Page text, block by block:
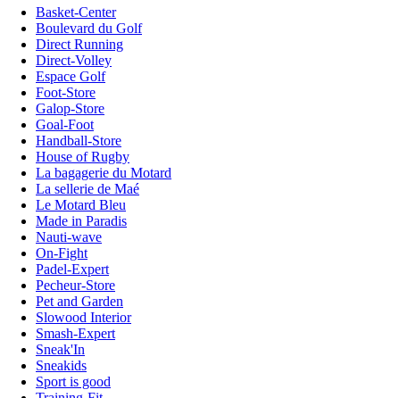
Basket-Center
Boulevard du Golf
Direct Running
Direct-Volley
Espace Golf
Foot-Store
Galop-Store
Goal-Foot
Handball-Store
House of Rugby
La bagagerie du Motard
La sellerie de Maé
Le Motard Bleu
Made in Paradis
Nauti-wave
On-Fight
Padel-Expert
Pecheur-Store
Pet and Garden
Slowood Interior
Smash-Expert
Sneak'In
Sneakids
Sport is good